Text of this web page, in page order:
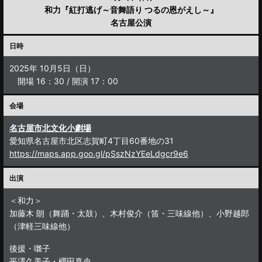
和力『紅打逃げ～音舞語り つるの恩がえし～』
名古屋公演
日時
2025年 10月5日（日）
開場 16：30 / 開演 17：00
会場
名古屋市北文化小劇場
愛知県名古屋市北区志賀町4丁目60番地の31
https://maps.app.goo.gl/pSszNzYEeLdgcr9e6
出演
＜和力＞
加藤木 朗（舞踊・太鼓）、木村俊介（笛・三味線他）、小野越郎
（津軽三味線他）
後援・囃子